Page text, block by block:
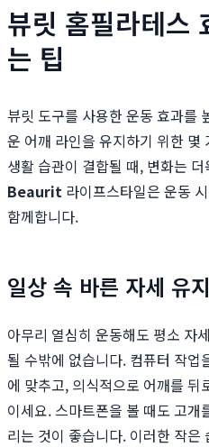
뷰릿 홈필라테스
는 팁
뷰릿 도구를 사용한 운동 효과를
운 어깨 라인을 유지하기 위한 몇
생활 습관이 결합될 때, 변화는
Beaurit 라이프스타일은 운동
함께합니다.
일상 속 바른 자세 유
아무리 열심히 운동해도 평소 자
될 수밖에 없습니다. 컴퓨터 작업
에 맞추고, 의식적으로 어깨를
이세요. 스마트폰을 볼 때도 고
리는 것이 좋습니다. 이러한 작은